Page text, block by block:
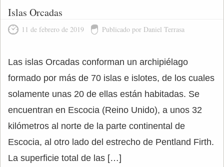
Islas Orcadas
11 de febrero de 2019 Publicado por Daniel Terrasa
Las islas Orcadas conforman un archipiélago
formado por más de 70 islas e islotes, de los cuales
solamente unas 20 de ellas están habitadas. Se
encuentran en Escocia (Reino Unido), a unos 32
kilómetros al norte de la parte continental de
Escocia, al otro lado del estrecho de Pentland Firth.
La superficie total de las […]